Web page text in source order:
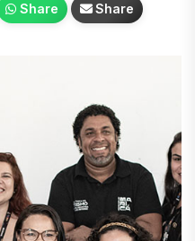
Share Share